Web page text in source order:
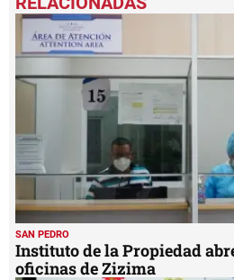
of
57
seconds
SAN PEDRO
Instituto de la Propiedad
oficinas de Zizima